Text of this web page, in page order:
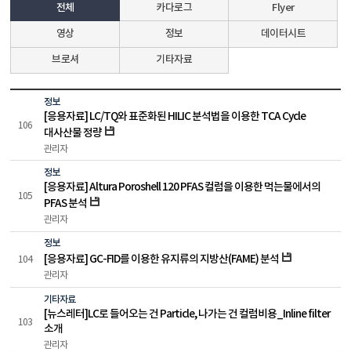
전체 카다로그 Flyer
영상 정보 데이터시트
브로셔 기타자료
106
정보
[응용자료] LC/TQ와 표준화된 HILIC 분석법을 이용한 TCA Cycle
대사산물 정량
관리자
105
정보
[응용자료] Altura Poroshell 120 PFAS 컬럼을 이용한 먹는물에서의
PFAS 분석
관리자
104
정보
[응용자료] GC-FID를 이용한 유지류의 지방산(FAME) 분석
관리자
103
기타자료
[뉴스레터]LC로 들어오는 건 Particle, 나가는 건 컬럼비용_Inline filter
소개
관리자